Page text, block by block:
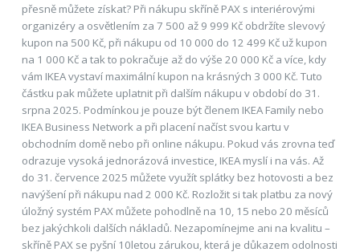
přesně můžete získat? Při nákupu skříně PAX s interiérovými
organizéry a osvětlením za 7 500 až 9 999 Kč obdržíte slevový
kupon na 500 Kč, při nákupu od 10 000 do 12 499 Kč už kupon
na 1 000 Kč a tak to pokračuje až do výše 20 000 Kč a více, kdy
vám IKEA vystaví maximální kupon na krásných 3 000 Kč. Tuto
částku pak můžete uplatnit při dalším nákupu v období do 31.
srpna 2025. Podmínkou je pouze být členem IKEA Family nebo
IKEA Business Network a při placení načíst svou kartu v
obchodním domě nebo při online nákupu. Pokud vás zrovna teď
odrazuje vysoká jednorázová investice, IKEA myslí i na vás. Až
do 31. července 2025 můžete využít splátky bez hotovosti a bez
navýšení při nákupu nad 2 000 Kč. Rozložit si tak platbu za nový
úložný systém PAX můžete pohodlně na 10, 15 nebo 20 měsíců
bez jakýchkoli dalších nákladů. Nezapomínejme ani na kvalitu –
skříně PAX se pyšní 10letou zárukou, která je důkazem odolnosti